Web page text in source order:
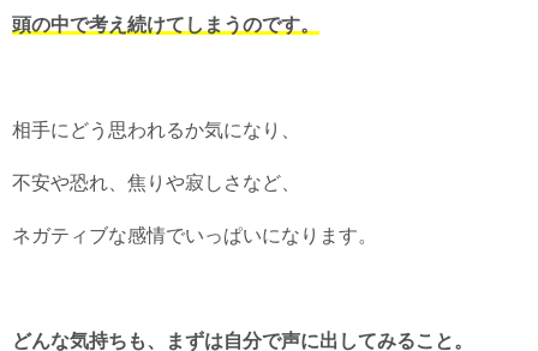
頭の中で考え続けてしまうのです。
相手にどう思われるか気になり、
不安や恐れ、焦りや寂しさなど、
ネガティブな感情でいっぱいになります。
どんな気持ちも、まずは自分で声に出してみること。